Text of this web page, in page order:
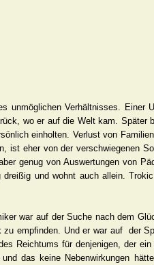
unmöglichen Verhältnisses. Einer
wo er auf die Welt kam. Später
einholten. Verlust von
ist eher von der verschwiegenen
genug von Auswertungen von
und wohnt auch allein.
war auf der Suche nach dem
empfinden. Und er war auf der
Reichtums für denjenigen, der
das keine Nebenwirkungen